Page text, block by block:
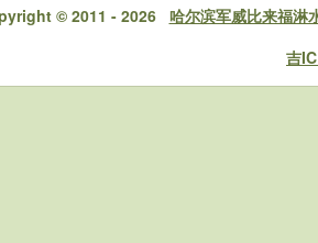
© 2011 - 2026 哈尔滨军威比来福淋
吉